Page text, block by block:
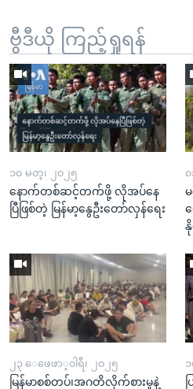
ဗွီဒီယို ကြည့်ရှုရန်
၁၀ မတ္၊ ၂၀၂၅
နောက်တစ်ဆင့်တက်ဖို့ လိုအပ်နေ
ပြီဖြစ်တဲ့ မြန်မာ့နွေဦးတော်လှန်ရေး
၂၃ ေဖေဖာ္၀ါရီ၊ ၂၀၂၅
မြန်မာစစ်တပ်၊အဂတိလိုက်စားမှုနဲ့